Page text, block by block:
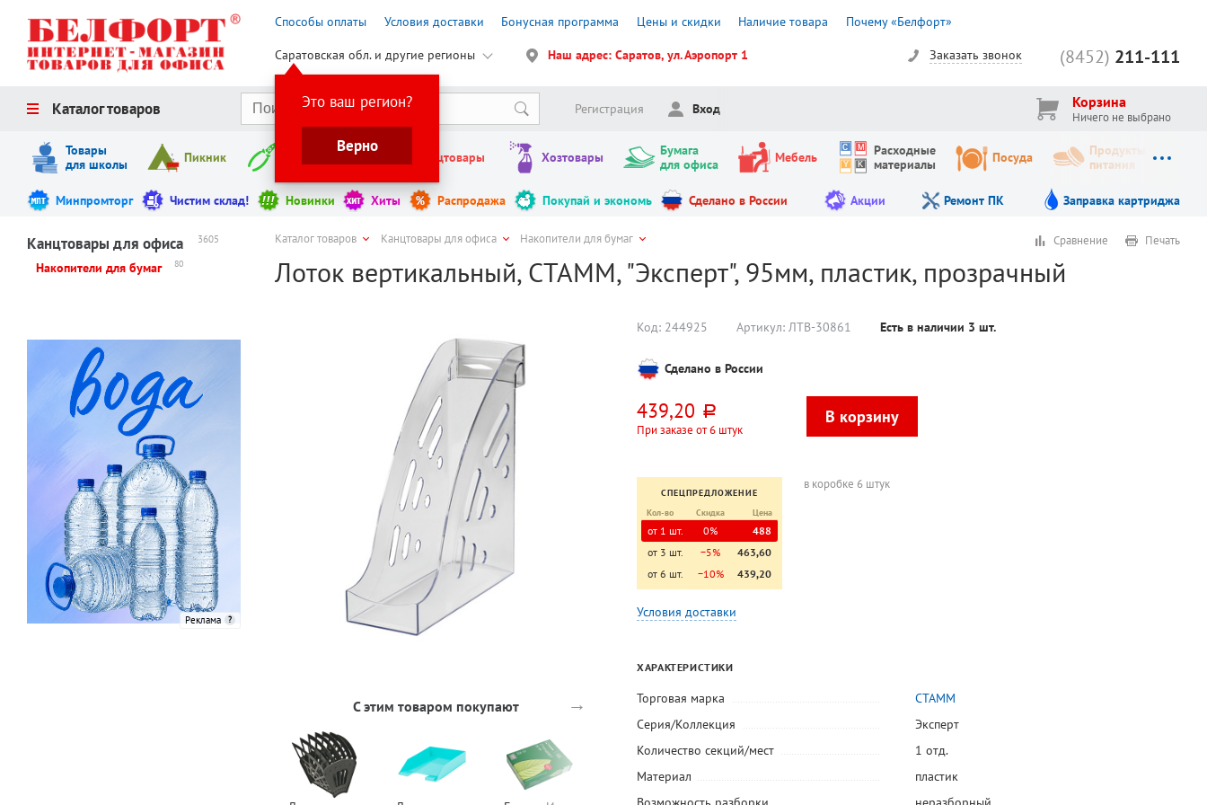
Способы оплаты Условия доставки Бонусная программа Цены и скидки Наличие товара Почему «Белфорт»
Саратовская обл. и другие регионы
Это ваш регион?
Верно
Наш адрес: Саратов, ул. Аэропорт 1 (8452) 211-111
Заказать звонок
Каталог товаров Регистрация Вход Корзина
Ничего не выбрано
Товары
для школы
Пикник Инструменты Канцтовары Хозтовары
Бумага
для офиса
Мебель
Расходные
материалы
Посуда
Продукты
питания
Минпромторг Чистим склад! Новинки Хиты Распродажа Покупай и экономь Сделано в России Акции Ремонт ПК Заправка картриджа
Канцтовары для офиса 3605
Накопители для бумаг 80
Реклама
Каталог товаров Канцтовары для офиса Накопители для бумаг
Лоток вертикальный, СТАММ, "Эксперт", 95мм, пластик, прозрачный
Сравнение Печать
С этим товаром покупают →
Код: 244925 Артикул:ЛТВ-30861 Есть в наличии 3 шт.
Сделано в России
439,20 руб.
При заказе от 6 штук
СПЕЦПРЕДЛОЖЕНИЕ
Кол-во
Скидка Цена
от 1 шт. 0%
488
от 3 шт.
−5%
463,60
от 6 шт.
−10% 439,20
в коробке 6 штук
Условия доставки
ХАРАКТЕРИСТИКИ
Торговая марка
СТАММ
Серия/Коллекция
Эксперт
Количество секций/мест
1 отд.
Материал
пластик